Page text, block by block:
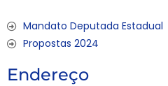
Mandato Deputada Estadual
Propostas 2024
Endereço